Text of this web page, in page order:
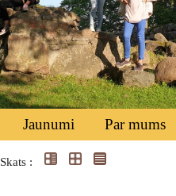
Jaunumi Par mums
Skats :